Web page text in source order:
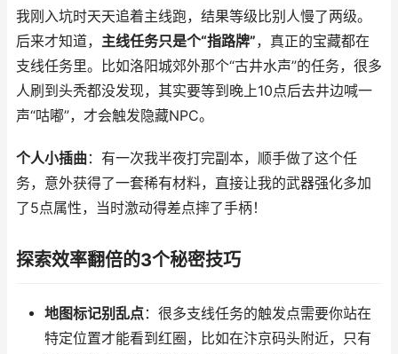
我刚入坑时天天追着主线跑，结果等级比别人慢了两级。
后来才知道， 主线任务只是个“指路牌”，真正的宝藏都在
支线任务里。比如洛阳城郊外那个“古井水声”的任务，很多
人刷到头秃都没发现，其实要等到晚上10点后去井边喊一
声“咕嘟”，才会触发隐藏NPC。
个人小插曲：有一次我半夜打完副本，顺手做了这个任
务，意外获得了一套稀有材料，直接让我的武器强化多加
了5点属性，当时激动得差点摔了手柄！
探索效率翻倍的3个秘密技巧
地图标记别乱点：很多支线任务的触发点需要你站在
特定位置才能看到红圈，比如在汴京码头附近，只有